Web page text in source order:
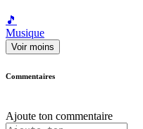
🎵
Musique
Voir moins
Commentaires
Ajoute ton commentaire